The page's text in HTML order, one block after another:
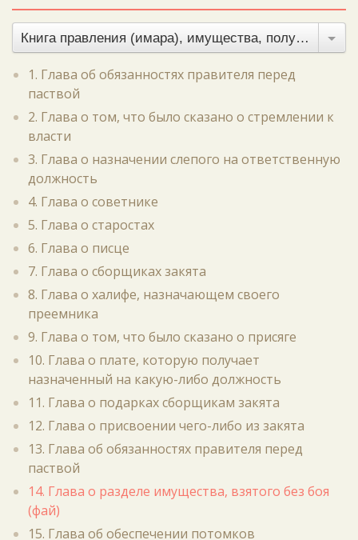
Книга правления (имара), имущества, полученного без боя, и земельного налога
1. Глава об обязанностях правителя перед
паствой
2. Глава о том, что было сказано о стремлении к
власти
3. Глава о назначении слепого на ответственную
должность
4. Глава о советнике
5. Глава о старостах
6. Глава о писце
7. Глава о сборщиках закята
8. Глава о халифе, назначающем своего
преемника
9. Глава о том, что было сказано о присяге
10. Глава о плате, которую получает
назначенный на какую-либо должность
11. Глава о подарках сборщикам закята
12. Глава о присвоении чего-либо из закята
13. Глава об обязанностях правителя перед
паствой
14. Глава о разделе имущества, взятого без боя
(фай)
15. Глава об обеспечении потомков